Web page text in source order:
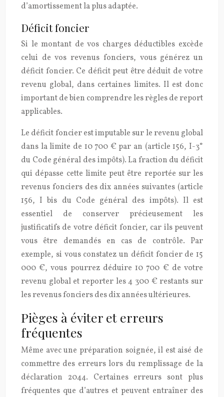
d’amortissement la plus adaptée.
Déficit foncier
Si le montant de vos charges déductibles excède
celui de vos revenus fonciers, vous générez un
déficit foncier. Ce déficit peut être déduit de votre
revenu global, dans certaines limites. Il est donc
important de bien comprendre les règles de report
applicables.
Le déficit foncier est imputable sur le revenu global
dans la limite de 10 700 € par an (article 156, I-3°
du Code général des impôts). La fraction du déficit
qui dépasse cette limite peut être reportée sur les
revenus fonciers des dix années suivantes (article
156, I bis du Code général des impôts). Il est
essentiel de conserver précieusement les
justificatifs de votre déficit foncier, car ils peuvent
vous être demandés en cas de contrôle. Par
exemple, si vous constatez un déficit foncier de 15
000 €, vous pourrez déduire 10 700 € de votre
revenu global et reporter les 4 300 € restants sur
les revenus fonciers des dix années ultérieures.
Pièges à éviter et erreurs
fréquentes
Même avec une préparation soignée, il est aisé de
commettre des erreurs lors du remplissage de la
déclaration 2044. Certaines erreurs sont plus
fréquentes que d’autres et peuvent entraîner des